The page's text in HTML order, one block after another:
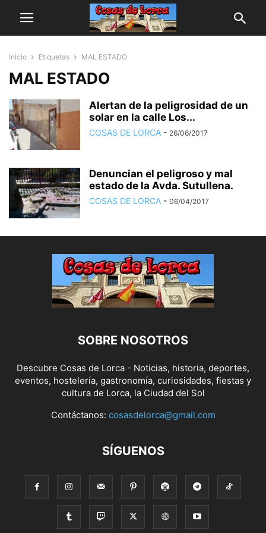
Inicio Etiquetas MAL ESTADO
MAL ESTADO
Alertan de la peligrosidad de un
solar en la calle Los...
COSAS DE LORCA - 26/06/2017
Denuncian el peligroso y mal
estado de la Avda. Sutullena.
COSAS DE LORCA - 06/04/2017
SOBRE NOSOTROS
Descubre Cosas de Lorca - Noticias, historia, deportes,
eventos, hostelería, gastronomía, curiosidades, fiestas y
cultura de Lorca, la Ciudad del Sol
Contáctanos: cosasdelorca@gmail.com
SÍGUENOS